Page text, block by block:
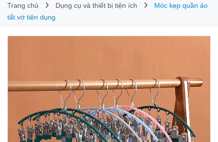
Trang chủ Dụng cụ và thiết bị tiện ích
Móc kẹp quần áo
tất vớ tiện dụng